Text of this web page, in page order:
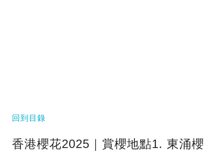
回到目錄
香港櫻花2025｜賞櫻地點1. 東涌櫻